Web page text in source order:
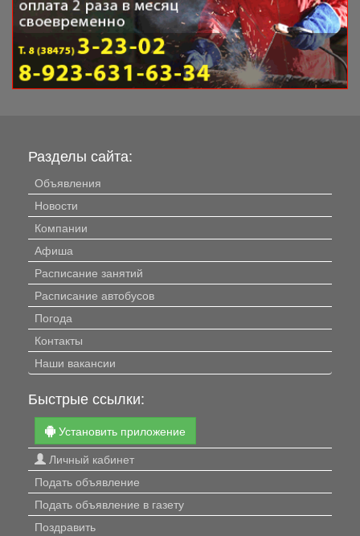
Разделы сайта:
Объявления
Новости
Компании
Афиша
Расписание занятий
Расписание автобусов
Погода
Контакты
Наши вакансии
Быстрые ссылки:
Установить приложение
Личный кабинет
Подать объявление
Подать объявление в газету
Поздравить